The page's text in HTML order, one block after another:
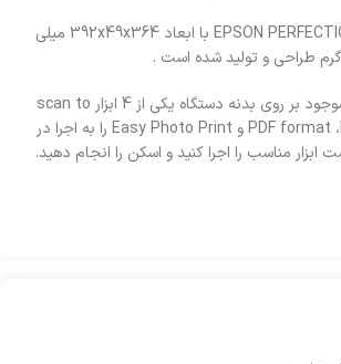
اسکنر اپسون EPSON PERFECTION V19 با ابعاد 392x49x364 میلی
هر یک از دکمه‌های موجود بر روی بدنه دستگاه یکی از 4 ابزار scan to
PDF format ،Epson Scan ،Copy و Easy Photo Print را به اجرا در
ابزار مناسب را اجرا کنید و اسکن را انجام دهید.